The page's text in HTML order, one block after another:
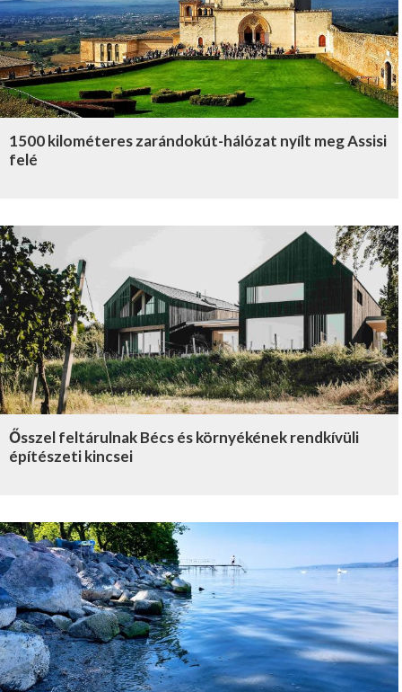
1500 kilométeres zarándokút-hálózat nyílt meg Assisi
felé
Ősszel feltárulnak Bécs és környékének rendkívüli
építészeti kincsei